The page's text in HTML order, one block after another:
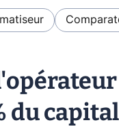
du capital